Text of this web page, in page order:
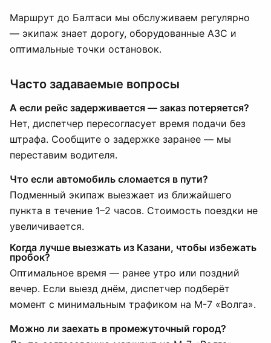
Маршрут до Балтаси мы обслуживаем регулярно
— экипаж знает дорогу, оборудованные АЗС и
оптимальные точки остановок.
Часто задаваемые вопросы
А если рейс задерживается — заказ потеряется?
Нет, диспетчер пересогласует время подачи без
штрафа. Сообщите о задержке заранее — мы
переставим водителя.
Что если автомобиль сломается в пути?
Подменный экипаж выезжает из ближайшего
пункта в течение 1–2 часов. Стоимость поездки не
увеличивается.
Когда лучше выезжать из Казани, чтобы избежать
пробок?
Оптимальное время — ранее утро или поздний
вечер. Если выезд днём, диспетчер подберёт
момент с минимальным трафиком на М-7 «Волга».
Можно ли заехать в промежуточный город?